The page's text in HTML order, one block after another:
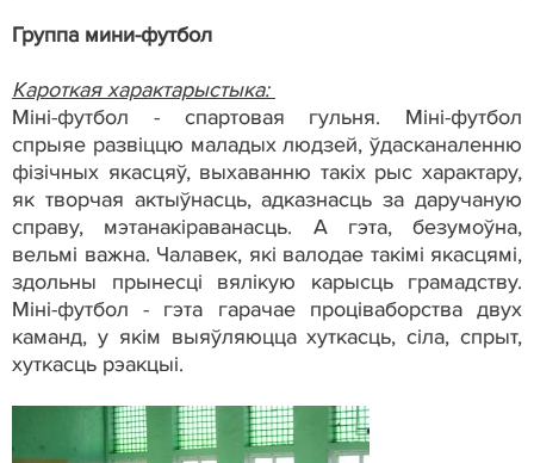
Группа мини-футбол
Кароткая характарыстыка:
Міні-футбол - спартовая гульня. Міні-футбол
спрыяе развіццю маладых людзей, ўдасканаленню
фізічных якасцяў, выхаванню такіх рыс характару,
як творчая актыўнасць, адказнасць за даручаную
справу, мэтанакіраванасць. А гэта, безумоўна,
вельмі важна. Чалавек, які валодае такімі якасцямі,
здольны прынесці вялікую карысць грамадству.
Міні-футбол - гэта гарачае проціваборства двух
каманд, у якім выяўляюцца хуткасць, сіла, спрыт,
хуткасць рэакцыі.